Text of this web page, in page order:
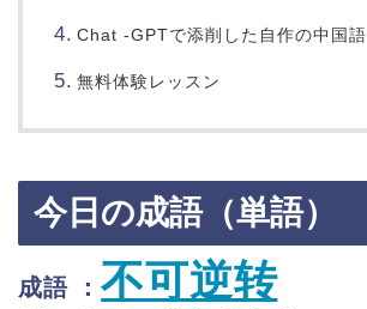
Chat -GPTで添削した自作の中国語
無料体験レッスン
今日の成語（単語）
成語 ：不可逆转